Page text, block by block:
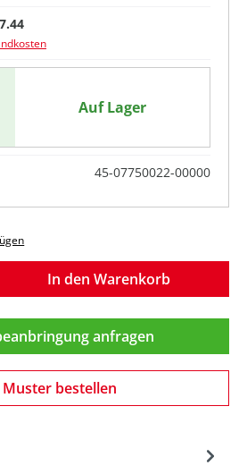
Auf Lager
45-07750022-00000
Gib den gewünschten
In den Warenkorb
anfragen
Muster bestellen